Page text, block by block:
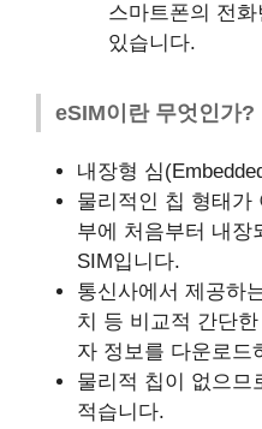
스마트폰의 전
있습니다.
eSIM이란 무엇인가?
내장형 심
물리적인 칩 형태가
부에 처음부터 내장
SIM입니다.
통신사에서 제공하
치 등 비교적 간단
자 정보를 다운로드
물리적 칩이 없으므
적습니다.